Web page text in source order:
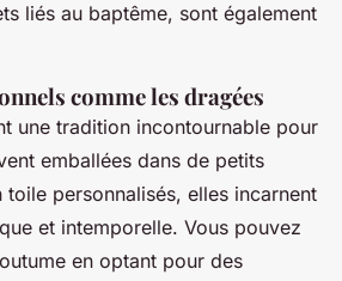
liés au baptême, sont également
comme les dragées
une tradition incontournable pour
emballées dans de petits
personnalisés, elles incarnent
et intemporelle. Vous pouvez
en optant pour des